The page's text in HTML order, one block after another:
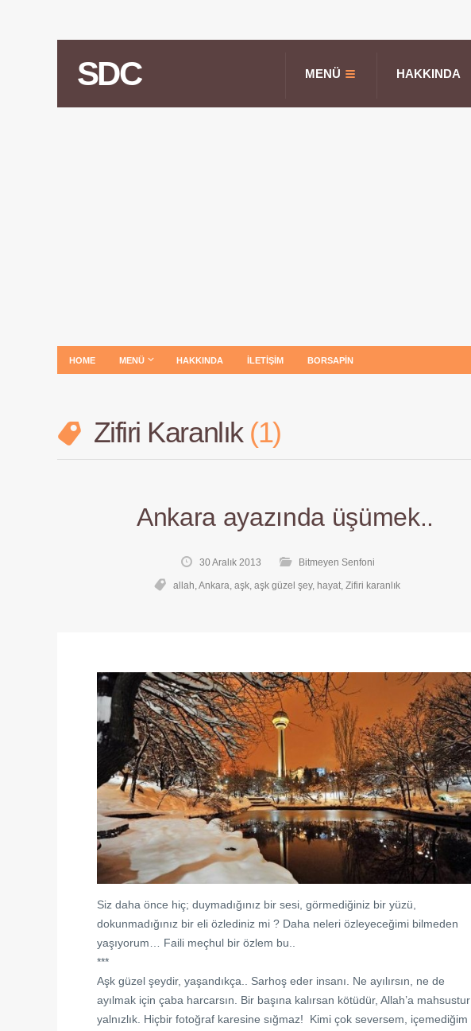
SDC MENÜ HAKKINDA
HOME MENÜ HAKKINDA İLETIŞIM BORSAPIN
Zifiri Karanlık 1
Ankara ayazında üşümek..
30 Aralık 2013 Bitmeyen Senfoni
allah,Ankara, aşk, aşk güzel şey, hayat, Zifiri karanlık
Siz daha önce hiç; duymadığınız bir sesi, görmediğiniz bir yüzü,
dokunmadığınız bir eli özlediniz mi ? Daha neleri özleyeceğimi bilmeden
yaşıyorum… Faili meçhul bir özlem bu..
***
Aşk güzel şeydir, yaşandıkça.. Sarhoş eder insanı. Ne ayılırsın, ne de
ayılmak için çaba harcarsın. Bir başına kalırsan kötüdür, Allah’a mahsustur
yalnızlık. Hiçbir fotoğraf karesine sığmaz! Kimi çok seversem, içemediğim